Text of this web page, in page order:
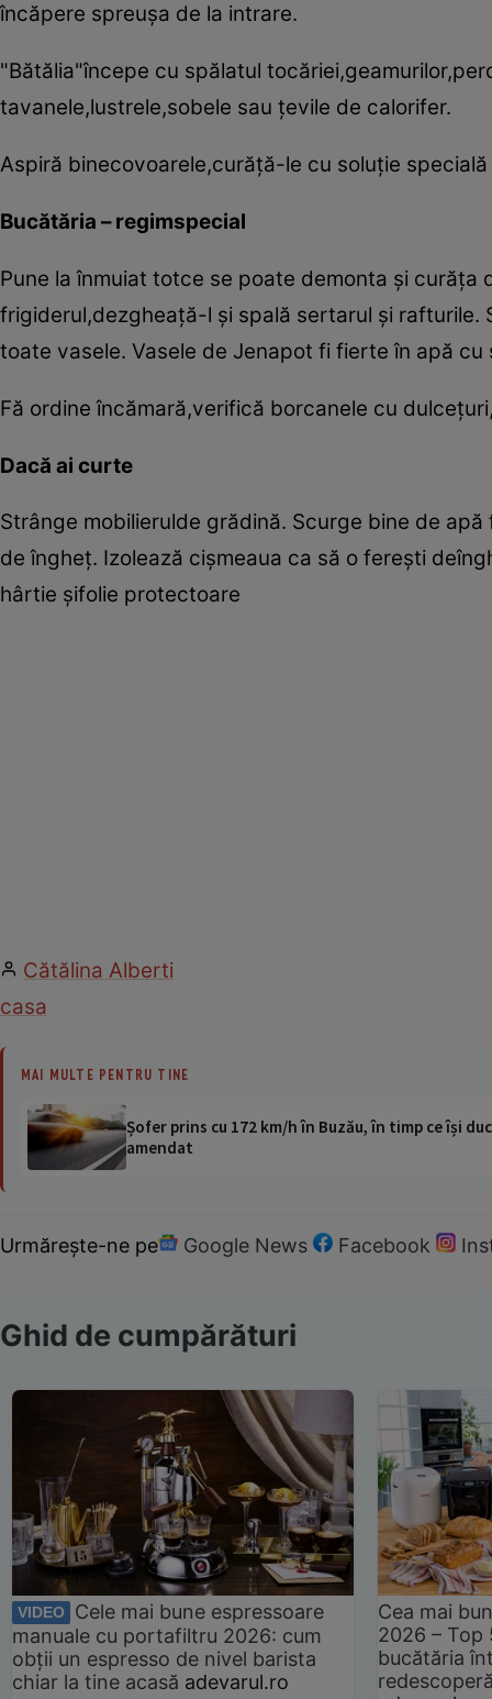
încăpere spreuşa de la intrare.
"Bătălia"începe cu spălatul
tavanele,lustrele,sobele sau ţevile de calorifer.
Aspiră binecovoarele,curăţă-le cu soluţie
Bucătăria – regimspecial
Pune la înmuiat totce se poate demonta şi
frigiderul,dezgheaţă-l şi spală sertarul şi
toate vasele. Vasele de Jenapot fi fierte în apă
Fă ordine încămară,verifică borcanele cu
Dacă ai curte
Strânge mobilierulde grădină. Scurge bine de
de îngheţ. Izolează cişmeaua ca să o fereşti
hârtie şifolie protectoare
Cătălina Alberti
casa
MAI MULTE PENTRU TINE
Șofer prins cu 172 km/h în Buzău, în timp ce își
amendat
Urmărește-ne pe Google News Facebook
Ghid de cumpărături
VIDEO
Cele mai bune espressoare
manuale cu portafiltru 2026: cum
obții un espresso de nivel barista
chiar la tine acasă adevarul.ro
Cea mai
2026 –
bucătăria